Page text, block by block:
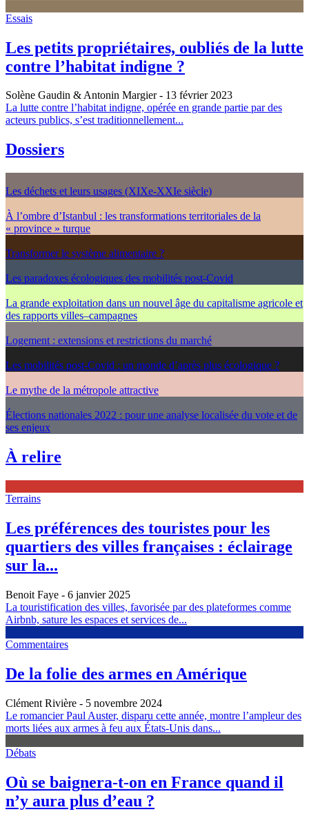
Essais
Les petits propriétaires, oubliés de la lutte
contre l’habitat indigne ?
Solène Gaudin & Antonin Margier- 13 février 2023
La lutte contre l’habitat indigne, opérée en grande partie par des
acteurs publics, s’est traditionnellement...
Dossiers
Les déchets et leurs usages (XIXe-XXIe siècle)
À l’ombre d’Istanbul : les transformations territoriales de la
« province » turque
Transformer le système alimentaire ?
Les paradoxes écologiques des mobilités post-Covid
La grande exploitation dans un nouvel âge du capitalisme agricole et
des rapports villes–campagnes
Logement : extensions et restrictions du marché
Les mobilités post-Covid : un monde d’après plus écologique ?
Le mythe de la métropole attractive
Élections nationales 2022 : pour une analyse localisée du vote et de
ses enjeux
À relire
Terrains
Les préférences des touristes pour les
quartiers des villes françaises : éclairage
sur la...
Benoit Faye - 6 janvier 2025
La touristification des villes, favorisée par des plateformes comme
Airbnb, sature les espaces et services de...
Commentaires
De la folie des armes en Amérique
Clément Rivière - 5 novembre 2024
Le romancier Paul Auster, disparu cette année, montre l’ampleur des
morts liées aux armes à feu aux États-Unis dans...
Débats
Où se baignera-t-on en France quand il
n’y aura plus d’eau ?